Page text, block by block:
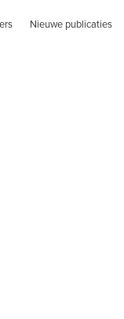
Nieuwe publicaties